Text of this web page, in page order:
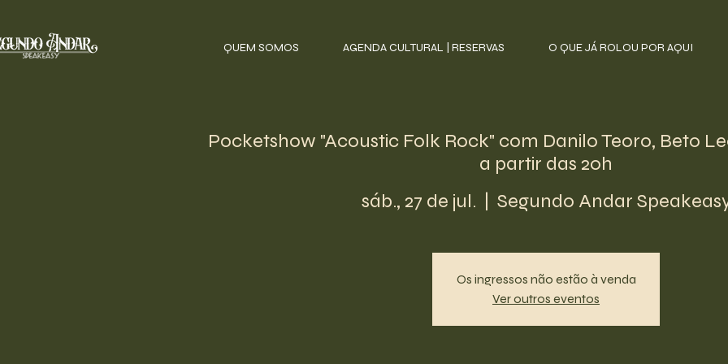
QUEM SOMOS AGENDA CULTURAL | RESERVAS O QUE JÁ ROLOU POR AQUI
Pocketshow "Acoustic Folk Rock" com Danilo Teoro, Beto
a partir das 20h
sáb., 27 de jul.
  |
Segundo Andar
Os ingressos não estão à venda
Ver outros eventos